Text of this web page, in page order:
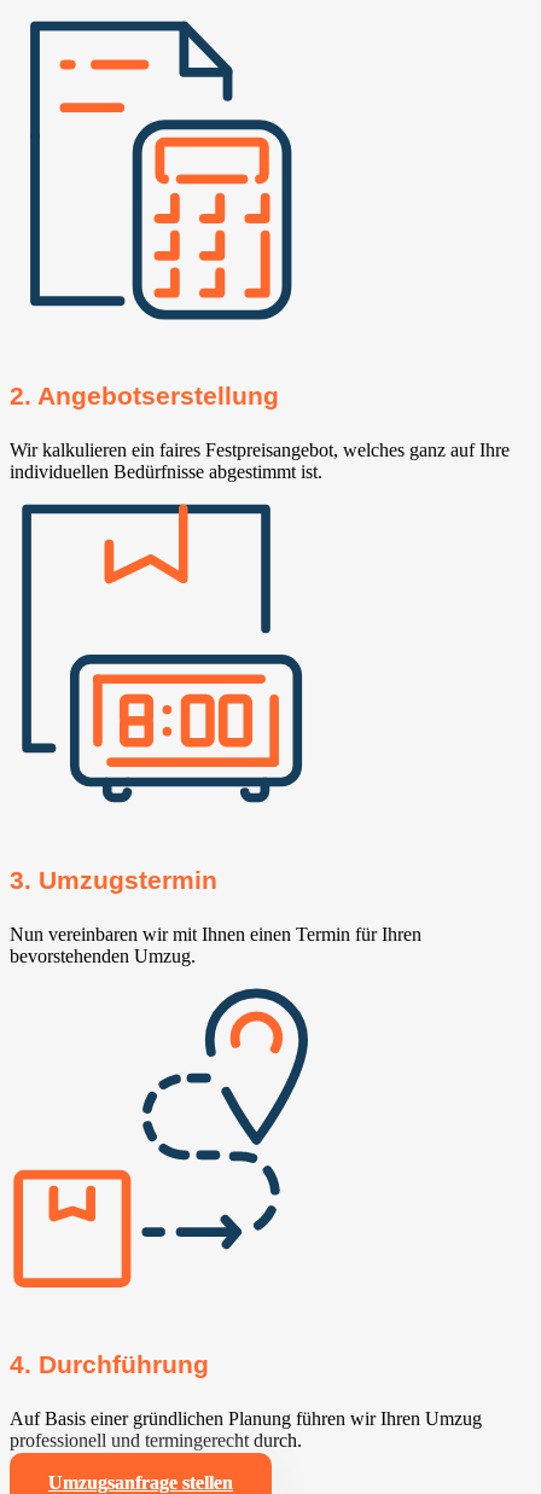
2. Angebotserstellung
Wir kalkulieren ein faires Festpreisangebot, welches ganz auf Ihre
individuellen Bedürfnisse abgestimmt ist.
3. Umzugstermin
Nun vereinbaren wir mit Ihnen einen Termin für Ihren
bevorstehenden Umzug.
4. Durchführung
Auf Basis einer gründlichen Planung führen wir Ihren Umzug
professionell und termingerecht durch.
Umzugsanfrage stellen